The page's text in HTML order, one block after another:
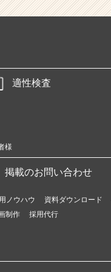
適性検査
様
掲載のお問い合わせ
ノウハウ 資料ダウンロード
制作
採用代行